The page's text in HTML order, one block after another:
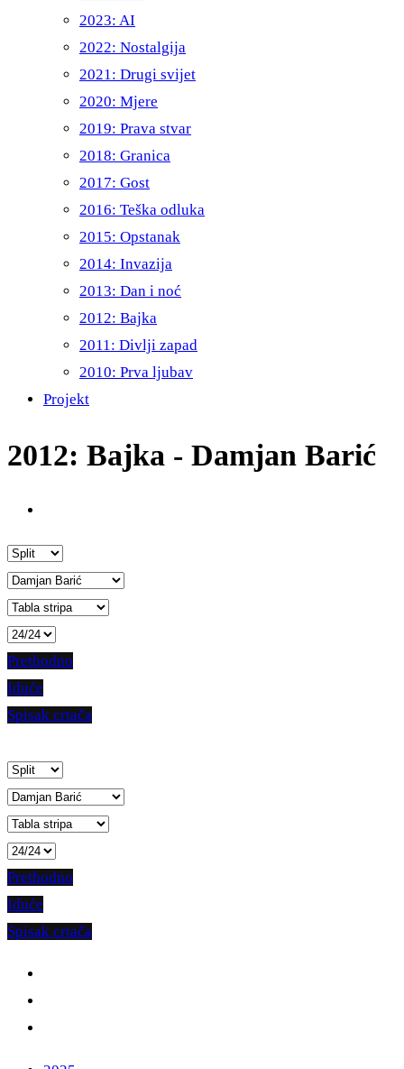
2023: AI
2022: Nostalgija
2021: Drugi svijet
2020: Mjere
2019: Prava stvar
2018: Granica
2017: Gost
2016: Teška odluka
2015: Opstanak
2014: Invazija
2013: Dan i noć
2012: Bajka
2011: Divlji zapad
2010: Prva ljubav
Projekt
2012: Bajka - Damjan Barić
Prethodno
Iduće
Spisak crtača
Prethodno
Iduće
Spisak crtača